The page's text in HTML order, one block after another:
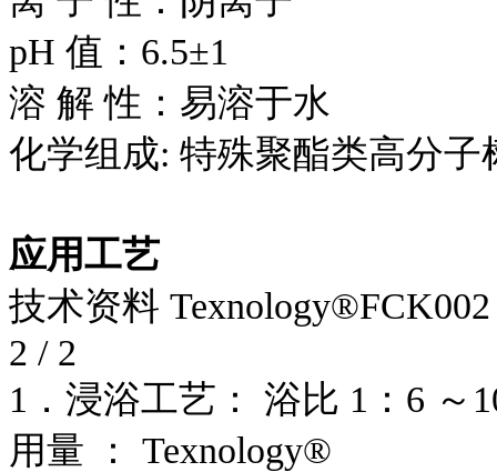
pH 值：6.5±1
溶 解 性：易溶于水
化学组成: 特殊聚酯类高分子
应用工艺
技术资料 Texnology®FCK002
2 / 2
1．浸浴工艺： 浴比 1：6 ～
用量 ： Texnology®